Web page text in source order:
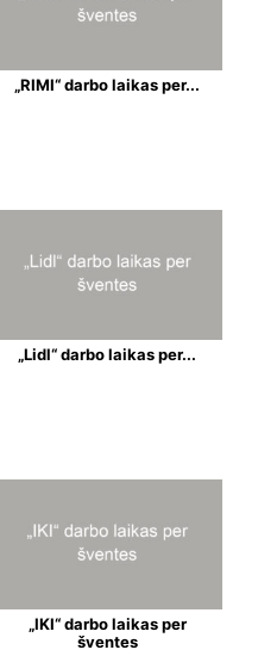
„RIMI“ darbo laikas per...
„Lidl“ darbo laikas per...
„IKI“ darbo laikas per
šventes